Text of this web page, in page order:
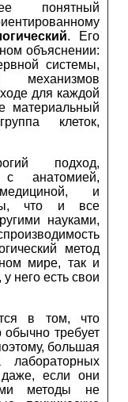
понятный
. Его
объяснении:
системы,
механизмов
для каждой
материальный
клеток,
подход,
с анатомией,
и
что и все
науками,
метод
мире, так и
него есть свои
в том, что
обычно требует
большая
если они
методы не